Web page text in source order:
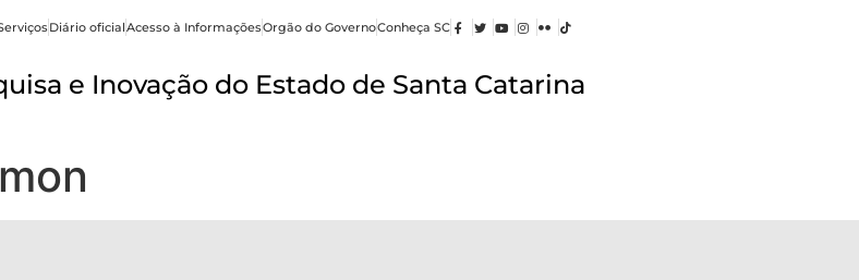
Diário oficialAcesso à InformaçõesOrgão do GovernoConheça SC
e Inovação do Estado de Santa Catarina